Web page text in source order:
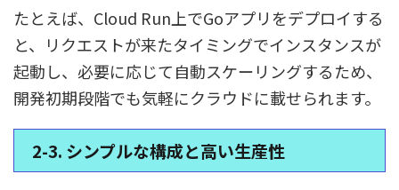
たとえば、Cloud Run上でGoアプリをデプロイする
と、リクエストが来たタイミングでインスタンスが
起動し、必要に応じて自動スケーリングするため、
開発初期段階でも気軽にクラウドに載せられます。
2-3. シンプルな構成と高い生産性